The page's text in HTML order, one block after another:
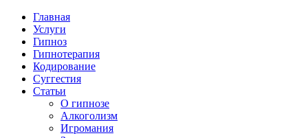
Главная
Услуги
Гипноз
Гипнотерапия
Кодирование
Суггестия
Статьи
О гипнозе
Алкоголизм
Игромания